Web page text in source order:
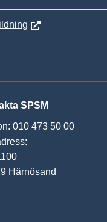
SPSM
010 473 50 00
Härnösand